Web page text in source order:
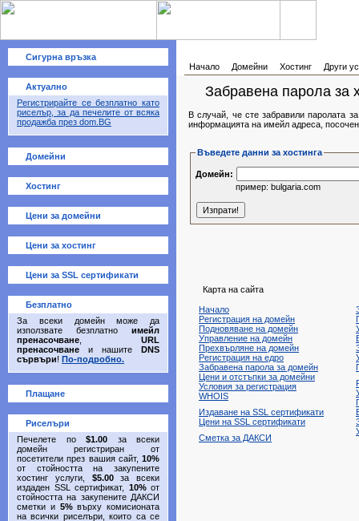
Сигурна връзка
Актуално
Регистрирайте се безплатно като
риселър, за да печелите от всяка
продажба през dom.BG
Домейни
Хостинг
Цени за домейни
Цени за хостинг
Цени за SSL сертификати
Безплатно
За всеки домейн може да
използвате безплатно имейл
пренасочване
URL
пренасочване и нашите DNS
сървъри! По-подробно.
Плащане
Риселъри
Печелете по $1.00 за всеки
домейн регистриран от
посетители през вашия сайт, 10%
от стойността на закупените
хостинг услуги, $5.00за всеки
издаден SSL сертификат, 10%от
стойността на закупените ДАКСИ
сметки и 5%върху комисионата
на всички риселъри, които са се
Начало Домейни Хостинг Други
Забравена парола за
В случай, че сте забравили паролата
информацията на имейл адреса, посочен
Въведете данни за хостинга
Домейн:
пример: bulgaria.com
Карта на сайта
Начало
Регистрация на домейн
Подновяване на домейн
Управление на домейн
Прехвърляне на домейн
Регистрация на едро
Забравена парола за домейн
Цени и отстъпки за домейни
Условия за регистрация
WHOIS
Издаване на SSL сертификати
Цени на SSL сертификати
Сметка за ДАКСИ